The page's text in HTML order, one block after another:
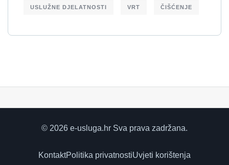
USLUŽNE DJELATNOSTI VRT ČIŠĆENJE
© 2026 e-usluga.hr Sva prava zadržana.
KontaktPolitika privatnostiUvjeti korištenja